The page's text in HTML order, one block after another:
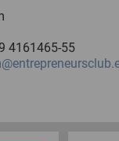
4161465-55